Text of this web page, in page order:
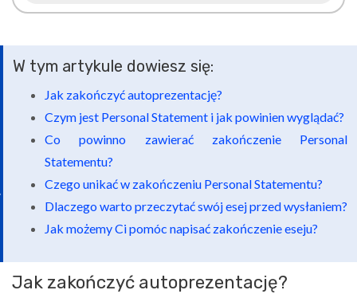
W tym artykule dowiesz się:
Jak zakończyć autoprezentację?
Czym jest Personal Statement i jak powinien wyglądać?
Co powinno zawierać zakończenie Personal
Statementu?
Czego unikać w zakończeniu Personal Statementu?
Dlaczego warto przeczytać swój esej przed wysłaniem?
Jak możemy Ci pomóc napisać zakończenie eseju?
Jak zakończyć autoprezentację?